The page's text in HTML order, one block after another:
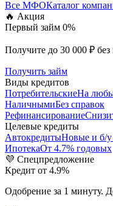
Все МФОКаталог
🔥 Акция
Первый займ 0%
Получите до 30 000 ₽
Получить займ
Виды кредитов
ПотребительскиеНа
НаличнымиБез справок
Рефинансирование
Целевые кредиты
АвтокредитыНовые и б/у
ИпотекаОт 4.7% годовых
💜 Спецпредложение
Кредит от 4.9%
Одобрение за 1 минуту.